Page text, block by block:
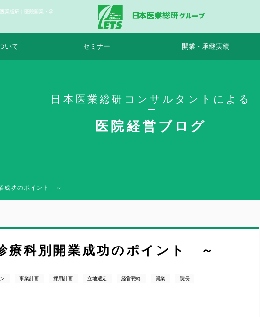
業総研｜医院開業・承
いて セミナー 開業・承継実績
日本医業総研コンサルタントによる
医院経営ブログ
成功のポイント ～
科別開業成功のポイント ～
事業計画 採用計画 立地選定 経営戦略 開業 院長